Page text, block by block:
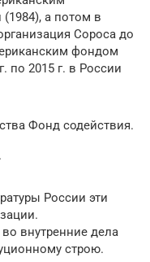
а потом в
Сороса до
фондом
по 2015 г. в России
Фонд содействия.
России эти
внутренние дела
строю.